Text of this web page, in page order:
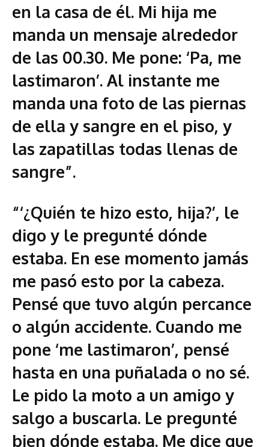
en la casa de él. Mi hija me
manda un mensaje alrededor
de las 00.30. Me pone: ‘Pa, me
lastimaron’. Al instante me
manda una foto de las piernas
de ella y sangre en el piso, y
las zapatillas todas llenas de
sangre”.
“‘¿Quién te hizo esto, hija?’, le
digo y le pregunté dónde
estaba. En ese momento jamás
me pasó esto por la cabeza.
Pensé que tuvo algún percance
o algún accidente. Cuando me
pone ‘me lastimaron’, pensé
hasta en una puñalada o no sé.
Le pido la moto a un amigo y
salgo a buscarla. Le pregunté
bien dónde estaba. Me dice que